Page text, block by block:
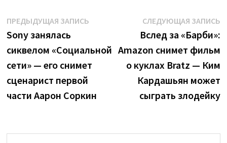
Навигация
по
записям
ПРЕДЫДУЩАЯ ЗАПИСЬПредыдущая
Sony занялась
сиквелом «Социальной
сети» — его снимет
сценарист первой
части Аарон Соркин
СЛЕДУЮЩАЯ ЗАПИСЬ
Вслед за «Барби»:
Amazon снимет фильм
о куклах Bratz — Ким
Кардашьян может
сыграть злодейку